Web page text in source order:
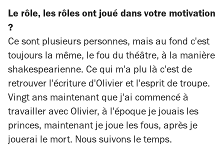
Le rôle, les rôles ont joué dans votre motivation
?
Ce sont plusieurs personnes, mais au fond c'est
toujours la même, le fou du théâtre, à la manière
shakespearienne. Ce qui m'a plu là c'est de
retrouver l'écriture d'Olivier et l'esprit de troupe.
Vingt ans maintenant que j'ai commencé à
travailler avec Olivier, à l'époque je jouais les
princes, maintenant je joue les fous, après je
jouerai le mort. Nous suivons le temps.